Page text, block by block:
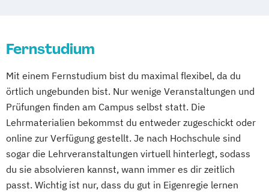
Kommunikationsdesign und Kreative
Management der Medien- und
Kreativwirtschaft
Medien- und Eventmanagement
Medien- und Wirtschaftspsychologie
Public Relations und Digitales Marketing
(DE/EN)
Social Media Marketing und Content
Fernstudium
Mit einem Fernstudium bist du maximal flexibel, da du
örtlich ungebunden bist. Nur wenige Veranstaltungen und
Prüfungen finden am Campus selbst statt. Die
Lehrmaterialien bekommst du entweder zugeschickt oder
online zur Verfügung gestellt. Je nach Hochschule sind
sogar die Lehrveranstaltungen virtuell hinterlegt, sodass
du sie absolvieren kannst, wann immer es dir zeitlich
passt. Wichtig ist nur, dass du gut in Eigenregie lernen